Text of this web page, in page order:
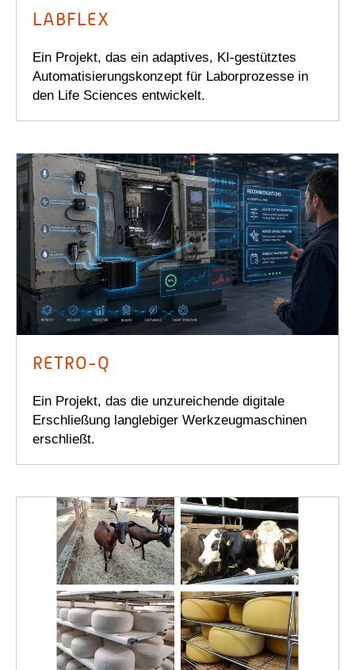
LABFLEX
Ein Projekt, das ein adaptives, KI-gestütztes
Automatisierungskonzept für Laborprozesse in
den Life Sciences entwickelt.
RETRO-Q
Ein Projekt, das die unzureichende digitale
Erschließung langlebiger Werkzeugmaschinen
erschließt.